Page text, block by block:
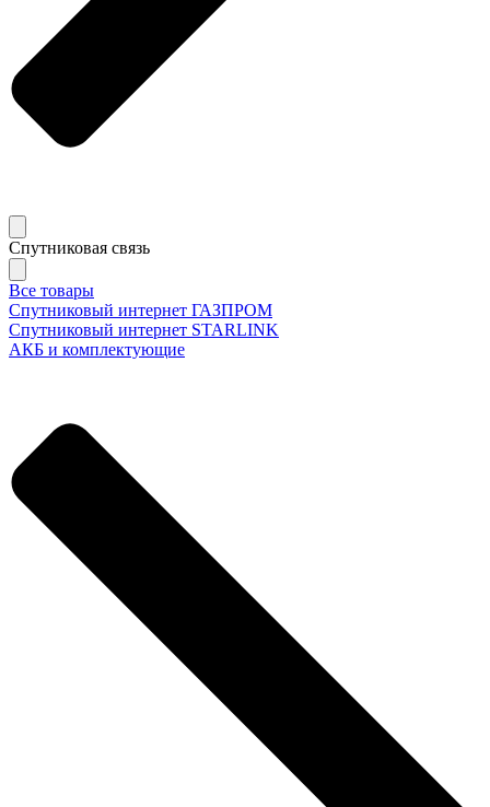
Спутниковая связь
Все товары
Спутниковый интернет ГАЗПРОМ
Спутниковый интернет STARLINK
АКБ и комплектующие